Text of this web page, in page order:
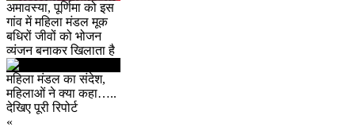
अमावस्या, पूर्णिमा को इस
गांव में महिला मंडल मूक
बधिरों जीवों को भोजन
व्यंजन बनाकर खिलाता है
महिला मंडल का संदेश,
महिलाओं ने क्या कहा…..
देखिए पूरी रिपोर्ट
«